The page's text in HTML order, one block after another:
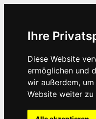
Ihre
Diese Website
ermöglichen und
wir außerdem,
Website weiter